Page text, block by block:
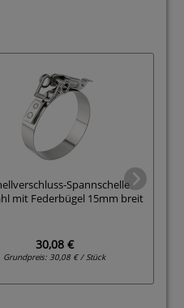
Spannschelle
mit Federbügel 15mm breit
30,08 €
Grundpreis: 30,08 € / Stück